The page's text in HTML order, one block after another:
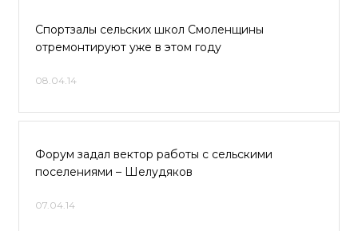
Спортзалы сельских школ Смоленщины
отремонтируют уже в этом году
08.04.14
Форум задал вектор работы с сельскими
поселениями – Шелудяков
07.04.14